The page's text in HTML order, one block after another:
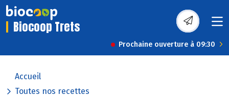
Biocoop Trets
Prochaine ouverture à 09:30
Accueil
Toutes nos recettes